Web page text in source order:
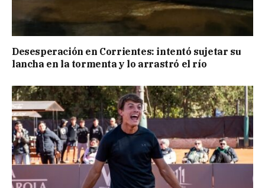
Desesperación en Corrientes: intentó sujetar su
lancha en la tormenta y lo arrastró el río